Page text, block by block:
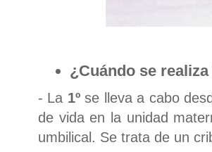
¿Cuándo se
- La 1ºse lleva a cabo
de vida en la unidad
umbilical. Se trata de un